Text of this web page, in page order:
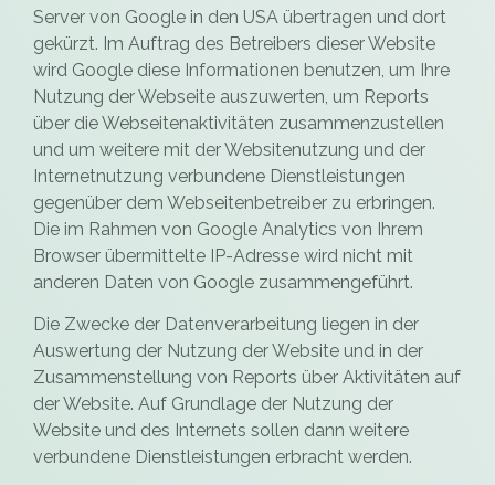
Server von Google in den USA übertragen und dort
gekürzt. Im Auftrag des Betreibers dieser Website
wird Google diese Informationen benutzen, um Ihre
Nutzung der Webseite auszuwerten, um Reports
über die Webseitenaktivitäten zusammenzustellen
und um weitere mit der Websitenutzung und der
Internetnutzung verbundene Dienstleistungen
gegenüber dem Webseitenbetreiber zu erbringen.
Die im Rahmen von Google Analytics von Ihrem
Browser übermittelte IP-Adresse wird nicht mit
anderen Daten von Google zusammengeführt.
Die Zwecke der Datenverarbeitung liegen in der
Auswertung der Nutzung der Website und in der
Zusammenstellung von Reports über Aktivitäten auf
der Website. Auf Grundlage der Nutzung der
Website und des Internets sollen dann weitere
verbundene Dienstleistungen erbracht werden.